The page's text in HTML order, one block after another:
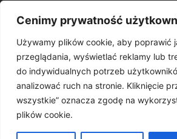
Cenimy prywatność
Używamy plików cookie, aby poprawić
przeglądania, wyświetlać reklamy lub
do indywidualnych potrzeb
analizować ruch na stronie. Kliknięcie
wszystkie” oznacza zgodę na
plików cookie.
Porady mistrza
INFORMACJE
Kontakt
Mapa witryny
Polityka prywatności
RSS